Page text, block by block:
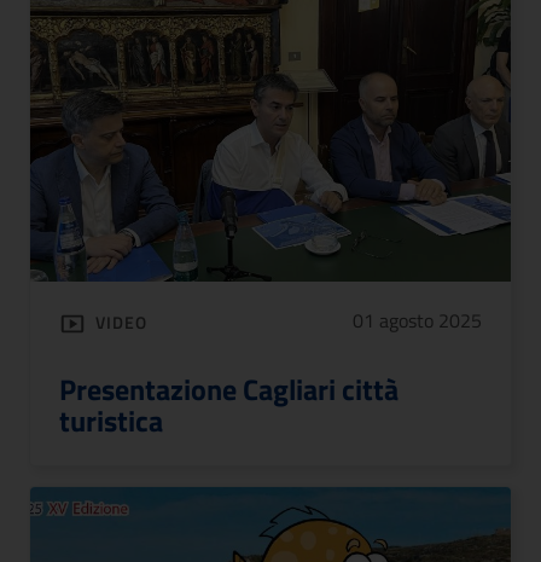
VIDEO 01 agosto 2025
Presentazione Cagliari città
turistica